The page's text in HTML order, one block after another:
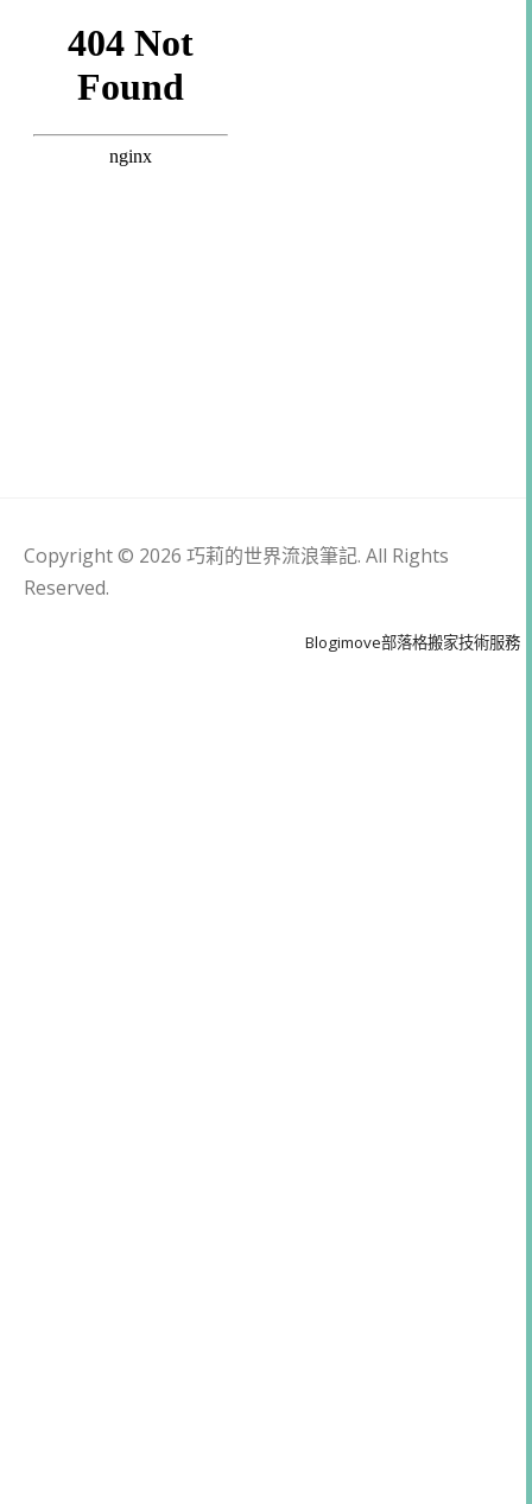
Copyright © 2026 巧莉的世界流浪筆記. All Rights
Reserved.
Blogimove部落格搬家技術服務